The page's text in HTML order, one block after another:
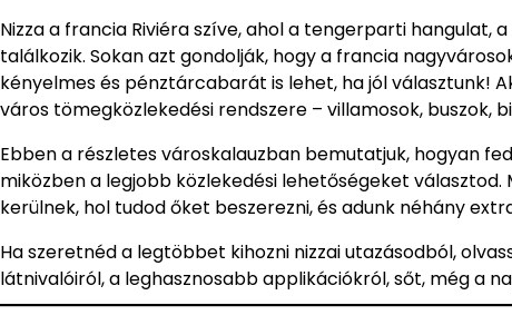
Nizza a francia Riviéra szíve, ahol a tengerparti
találkozik. Sokan azt gondolják, hogy a francia
kényelmes és pénztárcabarát is lehet, ha jól választunk!
város tömegközlekedési rendszere – villamosok, buszok,
Ebben a részletes városkalauzban bemutatjuk, hogyan
miközben a legjobb közlekedési lehetőségeket
kerülnek, hol tudod őket beszerezni, és adunk néhány
Ha szeretnéd a legtöbbet kihozni nizzai utazásodból,
látnivalóiról, a leghasznosabb applikációkról, sőt, még a